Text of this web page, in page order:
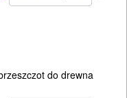
do drewna